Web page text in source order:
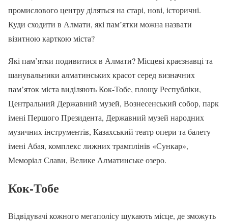
промислового центру діляться на старі, нові, історичні.
Куди сходити в Алмати, які пам’ятки можна назвати
візитною карткою міста?
Які пам’ятки подивитися в Алмати? Місцеві краєзнавці та
шанувальники алматинських красот серед визначних
пам’яток міста виділяють Кок-Тобе, площу Республіки,
Центральний Державний музей, Вознесенський собор, парк
імені Першого Президента, Державний музей народних
музичних інструментів, Казахський театр опери та балету
імені Абая, комплекс лижних трамплінів «Сункар»,
Меморіал Слави, Велике Алматинське озеро.
Кок-Тобе
Відвідувачі кожного мегаполісу шукають місце, де зможуть